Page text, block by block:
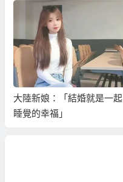
大陸新娘：「結婚就是一起
睡覺的幸福」